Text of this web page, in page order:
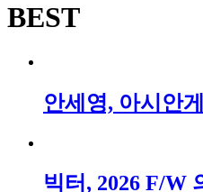
BEST
안세영, 아시안
빅터, 2026 F/W